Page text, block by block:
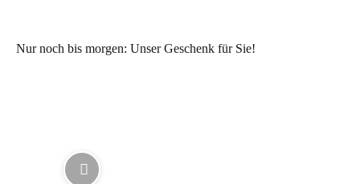
Nur noch bis morgen: Unser Geschenk für Sie!